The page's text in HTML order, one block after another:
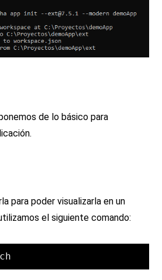
de lo básico para
para poder visualizarla en un
el siguiente comando: